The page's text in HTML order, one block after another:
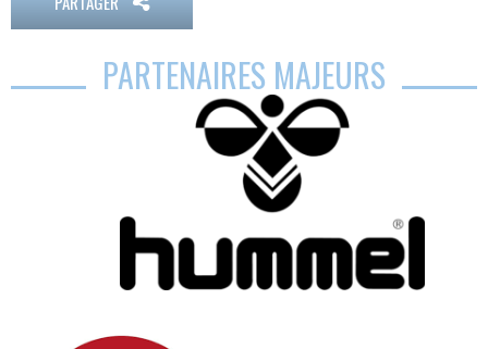
PARTENAIRES MAJEURS